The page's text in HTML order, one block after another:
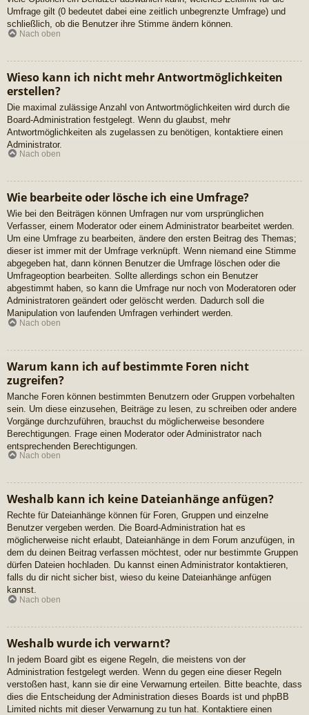
Umfrage gilt (0 bedeutet dabei eine zeitlich unbegrenzte Umfrage) und
schließlich, ob die Benutzer ihre Stimme ändern können.
Nach oben
Wieso kann ich nicht mehr Antwortmöglichkeiten
erstellen?
Die maximal zulässige Anzahl von Antwortmöglichkeiten wird durch die
Board-Administration festgelegt. Wenn du glaubst, mehr
Antwortmöglichkeiten als zugelassen zu benötigen, kontaktiere einen
Administrator.
Nach oben
Wie bearbeite oder lösche ich eine Umfrage?
Wie bei den Beiträgen können Umfragen nur vom ursprünglichen
Verfasser, einem Moderator oder einem Administrator bearbeitet werden.
Um eine Umfrage zu bearbeiten, ändere den ersten Beitrag des Themas;
dieser ist immer mit der Umfrage verknüpft. Wenn niemand eine Stimme
abgegeben hat, dann können Benutzer die Umfrage löschen oder die
Umfrageoption bearbeiten. Sollte allerdings schon ein Benutzer
abgestimmt haben, so kann die Umfrage nur noch von Moderatoren oder
Administratoren geändert oder gelöscht werden. Dadurch soll die
Manipulation von laufenden Umfragen verhindert werden.
Nach oben
Warum kann ich auf bestimmte Foren nicht
zugreifen?
Manche Foren können bestimmten Benutzern oder Gruppen vorbehalten
sein. Um diese einzusehen, Beiträge zu lesen, zu schreiben oder andere
Vorgänge durchzuführen, brauchst du möglicherweise besondere
Berechtigungen. Frage einen Moderator oder Administrator nach
entsprechenden Berechtigungen.
Nach oben
Weshalb kann ich keine Dateianhänge anfügen?
Rechte für Dateianhänge können für Foren, Gruppen und einzelne
Benutzer vergeben werden. Die Board-Administration hat es
möglicherweise nicht erlaubt, Dateianhänge in dem Forum anzufügen, in
dem du deinen Beitrag verfassen möchtest, oder nur bestimmte Gruppen
dürfen Dateien hochladen. Du kannst einen Administrator kontaktieren,
falls du dir nicht sicher bist, wieso du keine Dateianhänge anfügen
kannst.
Nach oben
Weshalb wurde ich verwarnt?
In jedem Board gibt es eigene Regeln, die meistens von der
Administration festgelegt werden. Wenn du gegen eine dieser Regeln
verstoßen hast, kann sie dir eine Verwarnung erteilen. Bitte beachte, dass
dies die Entscheidung der Administration dieses Boards ist und phpBB
Limited nichts mit dieser Verwarnung zu tun hat. Kontaktiere einen